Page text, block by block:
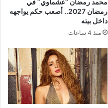
محمد رمضان “عشماوي” في
رمضان 2027.. أصعب حكم يواجهه
داخل بيته
منذ 4 ساعات